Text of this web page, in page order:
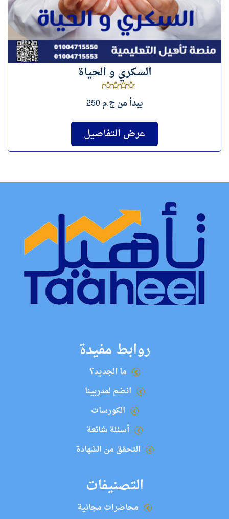
السكري و الحياة
يبدأ منج.م 250
عرض التفاصيل
روابط مفيدة
ما الجديد؟
انضم لمدربينا
الكورسات
أسئلة شائعة
التحقق من الشهادة
التصنيفات
محاضرات مجانية